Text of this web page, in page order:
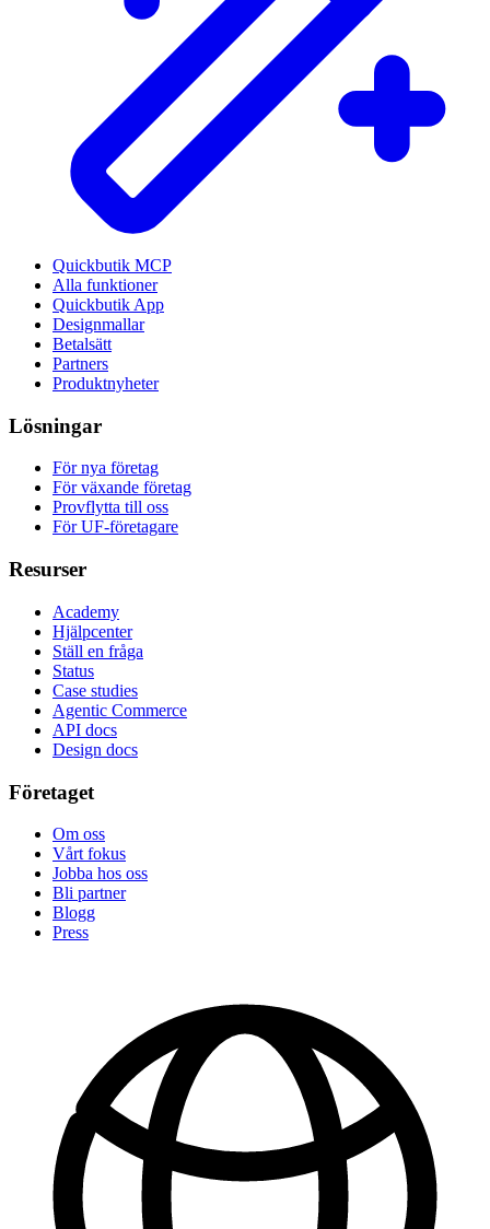
Quickbutik MCP
Alla funktioner
Quickbutik App
Designmallar
Betalsätt
Partners
Produktnyheter
Lösningar
För nya företag
För växande företag
Provflytta till oss
För UF-företagare
Resurser
Academy
Hjälpcenter
Ställ en fråga
Status
Case studies
Agentic Commerce
API docs
Design docs
Företaget
Om oss
Vårt fokus
Jobba hos oss
Bli partner
Blogg
Press